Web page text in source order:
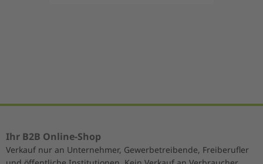
Ihr B2B Online-Shop
Verkauf nur an Unternehmer, Gewerbetreibende, Freiberufler